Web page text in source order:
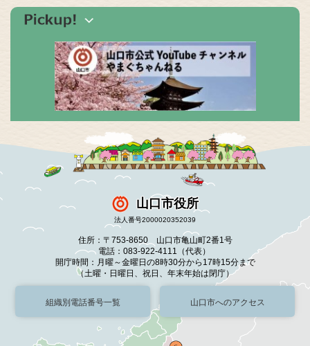
山口市役所
法人番号2000020352039
住所：〒753-8650 山口市亀山町2番1号
電話：083-922-4111（代表）
開庁時間：月曜～金曜日の8時30分から17時15分まで
（土曜・日曜日、祝日、年末年始は閉庁）
組織別電話番号一覧 山口市へのアクセス